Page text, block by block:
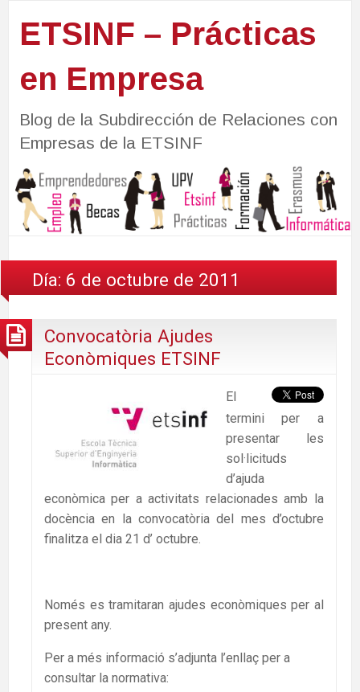
ETSINF – Prácticas
en Empresa
Blog de la Subdirección de Relaciones con
Empresas de la ETSINF
Día: 6 de octubre de 2011
Convocatòria Ajudes
Econòmiques ETSINF
El
termini per a
presentar les
sol·licituds
d’ajuda
econòmica per a activitats relacionades amb la
docència en la convocatòria del mes d’octubre
finalitza el dia 21 d’ octubre.
Només es tramitaran ajudes econòmiques per al
present any.
Per a més informació s’adjunta l’enllaç per a
consultar la normativa: